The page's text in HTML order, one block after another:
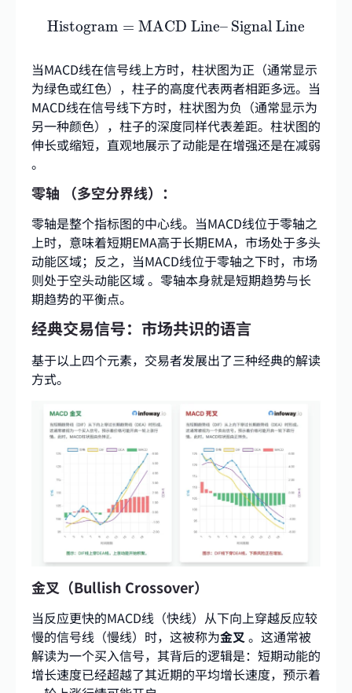
Histogram = MACD Line– Signal Line
Histogram= MACD Line– Signal Line
当MACD线在信号线上方时，柱状图为正（通常显示
为绿色或红色），柱子的高度代表两者相距多远。当
MACD线在信号线下方时，柱状图为负（通常显示为
另一种颜色），柱子的深度同样代表差距。柱状图的
伸长或缩短，直观地展示了动能是在增强还是在减弱
。
零轴 （多空分界线）：
零轴是整个指标图的中心线。当MACD线位于零轴之
上时，意味着短期EMA高于长期EMA，市场处于多头
动能区域；反之，当MACD线位于零轴之下时，市场
则处于空头动能区域。零轴本身就是短期趋势与长
期趋势的平衡点。
经典交易信号：市场共识的语言
基于以上四个元素，交易者发展出了三种经典的解读
方式。
金叉（Bullish Crossover）
当反应更快的MACD线（快线）从下向上穿越反应较
慢的信号线（慢线）时，这被称为金叉。这通常被
解读为一个买入信号，其背后的逻辑是：短期动能的
增长速度已经超越了其近期的平均增长速度，预示着